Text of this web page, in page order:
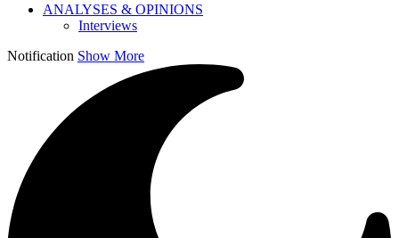
ANALYSES & OPINIONS
Interviews
Notification Show More